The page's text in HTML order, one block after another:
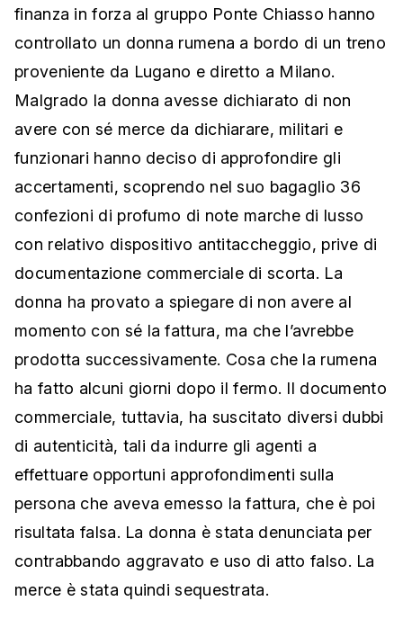
finanza in forza al gruppo Ponte Chiasso hanno
controllato un donna rumena a bordo di un treno
proveniente da Lugano e diretto a Milano.
Malgrado la donna avesse dichiarato di non
avere con sé merce da dichiarare, militari e
funzionari hanno deciso di approfondire gli
accertamenti, scoprendo nel suo bagaglio 36
confezioni di profumo di note marche di lusso
con relativo dispositivo antitaccheggio, prive di
documentazione commerciale di scorta. La
donna ha provato a spiegare di non avere al
momento con sé la fattura, ma che l’avrebbe
prodotta successivamente. Cosa che la rumena
ha fatto alcuni giorni dopo il fermo. Il documento
commerciale, tuttavia, ha suscitato diversi dubbi
di autenticità, tali da indurre gli agenti a
effettuare opportuni approfondimenti sulla
persona che aveva emesso la fattura, che è poi
risultata falsa. La donna è stata denunciata per
contrabbando aggravato e uso di atto falso. La
merce è stata quindi sequestrata.